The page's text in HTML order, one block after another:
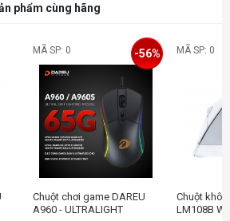
phẩm cùng hãng
MÃ SP: 0
Chuột chơi game DAREU
A960 - ULTRALIGHT
-56% MÃ SP: 0
Chuột
LM108B